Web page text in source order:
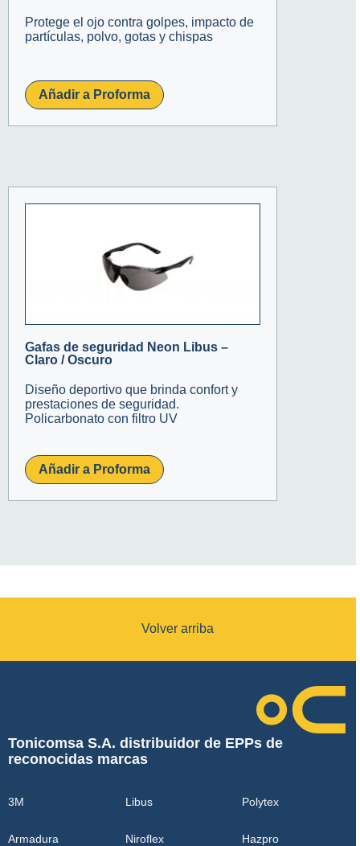
Protege el ojo contra golpes, impacto de
partículas, polvo, gotas y chispas
Añadir a Proforma
Gafas de seguridad Neon Libus –
Claro / Oscuro
Diseño deportivo que brinda confort y
prestaciones de seguridad.
Policarbonato con filtro UV
Añadir a Proforma
Volver arriba
Tonicomsa S.A. distribuidor de EPPs de
reconocidas marcas
3M
Armadura
Libus
Niroflex
Polytex
Hazpro